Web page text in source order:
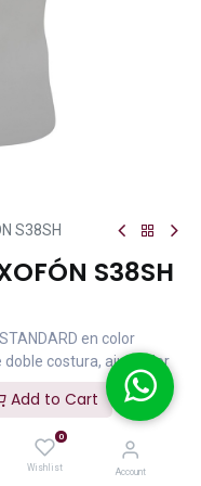
Add to Cart
0
Wishlist Account
S38SH
S38SH
en color
doble costura, ajustador
ABS, uso indicado con